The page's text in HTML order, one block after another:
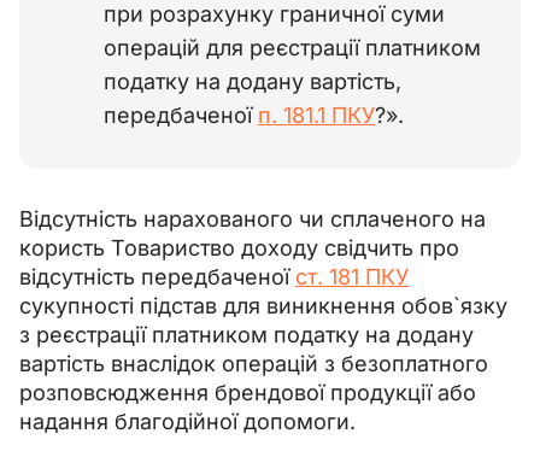
при розрахунку граничної суми
операцій для реєстрації платником
податку на додану вартість,
передбаченої п. 181.1 ПКУ?».
Відсутність нарахованого чи сплаченого на
користь Товариство доходу свідчить про
відсутність передбаченої ст. 181 ПКУ
сукупності підстав для виникнення обов`язку
з реєстрації платником податку на додану
вартість внаслідок операцій з безоплатного
розповсюдження брендової продукції або
надання благодійної допомоги.